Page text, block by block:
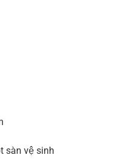
sàn vệ sinh